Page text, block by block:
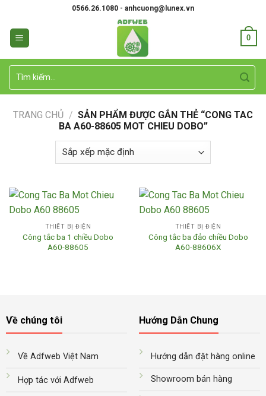
content
0566.26.1080 - anhcuong@lunex.vn
0
Tìm
TRANG CHỦ / SẢN PHẨM ĐƯỢC GẮN THẺ “CONG TAC
BA A60-88605 MOT CHIEU DOBO”
THIẾT BỊ ĐIỆN
Công tắc ba 1 chiều Dobo
A60-88605
THIẾT BỊ ĐIỆN
Công tắc ba đảo chiều Dobo
A60-88606X
Về chúng tôi
Về Adfweb Việt Nam
Hợp tác với Adfweb
Hướng Dẫn Chung
Hướng dẫn đặt hàng online
Showroom bán hàng